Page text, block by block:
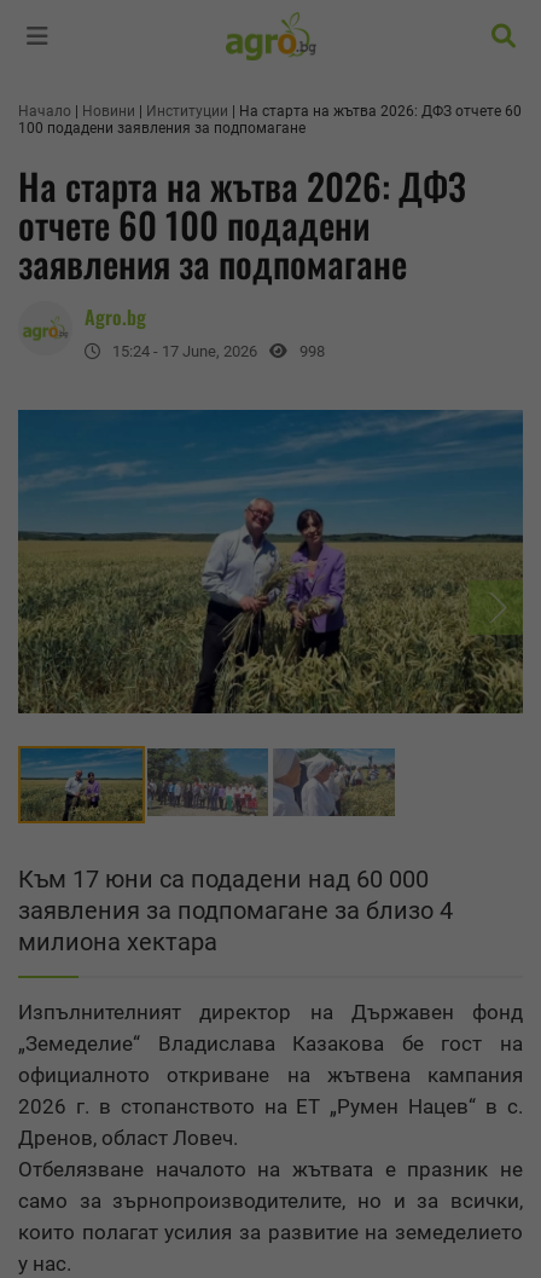
Начало Новини Институции
На старта на жътва 2026: ДФЗ отчете 60
100 подадени заявления за подпомагане
На старта на жътва 2026: ДФЗ
отчете 60 100 подадени
заявления за подпомагане
Agro.bg
15:24 - 17 June, 2026 998
Към 17 юни са подадени над 60 000
заявления за подпомагане за близо 4
милиона хектара
Изпълнителният директор на Държавен фонд
„Земеделие“ Владислава Казакова бе гост на
официалното откриване на жътвена кампания
2026 г. в стопанството на ЕТ „Румен Нацев“ в с.
Дренов, област Ловеч.
Отбелязване началото на жътвата е празник не
само за зърнопроизводителите, но и за всички,
които полагат усилия за развитие на земеделието
у нас.